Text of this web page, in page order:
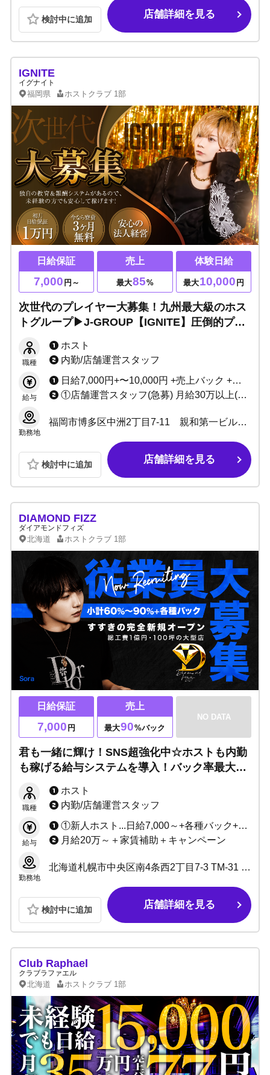
検討中に追加 店舗詳細を見る
IGNITE
イグナイト
福岡県 ホストクラブ 1部
日給保証
7,000 円～
売上
最大85%
体験日給
最大10,000 円
次世代のプレイヤー大募集！九州最大級のホス
トグループ▶J-GROUP【IGNITE】圧倒的プロ
ス！ホストやるなら当店で！
職種
ホスト
内勤/店舗運営スタッフ
給与
日給7,000円+〜10,000円 +売上バック +賞金(小計55%〜85%バック) 実働5時間（時給換算1400円）永久保証！！ (SET料金、指名料すべて売上に含まれます) ※小計50万〜完全歩合55%からスライド制 ※小計200万〜完全歩合66%からスライド制
①店舗運営スタッフ(急募) 月給30万以上(研修期間27万円) +能力給 社会保険完備 入社祝金有 アルバイト(ウェイター) 日給7,000円 1日5h勤務（20時～25時） ※時間帯については応相談 ②デザイナー ③クリエーター 月給25万円以上 +能力給 +社会保険完備 入社祝金3万円 ④ヘアメイク(急募) 月給28万円以上 +歩合 +社会保険完備 ※グループから出店するヘアメイク、サロンのオーナー店長も大募集！ ⑤カメラマン 日給1万円以上 自由出勤
勤務地
福岡市博多区中洲2丁目7-11 親和第一ビル2・3階全号
検討中に追加 店舗詳細を見る
DIAMOND FIZZ
ダイアモンドフィズ
北海道 ホストクラブ 1部
日給保証
7,000 円
売上
最大90%バック
NO DATA
君も一緒に輝け！SNS超強化中☆ホストも内勤
も稼げる給与システムを導入！バック率最大
い！自信がなくてもカッコ良く働ける環境で
す！
職種
ホスト
内勤/店舗運営スタッフ
給与
①新人ホスト...日給7,000～+各種バック+賞金+キャンペーン ②小計50万以上...バック率60%～最大90%以上+各種バック+賞金+キャンペーン
月給20万～＋家賃補助＋キャンペーン
勤務地
北海道札幌市中央区南4条西2丁目7-3 TM-31 BUILDING 3階4階
検討中に追加 店舗詳細を見る
Club Raphael
クラブラファエル
北海道 ホストクラブ 1部